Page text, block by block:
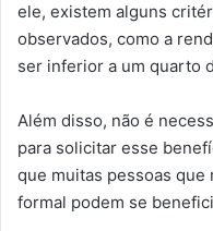
ele, existem alguns
observados, como a
ser inferior a um quarto
Além disso, não é
para solicitar esse
que muitas pessoas
formal podem se